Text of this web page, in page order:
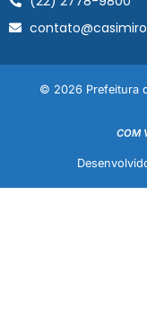
© 2026 Prefeitura
COM